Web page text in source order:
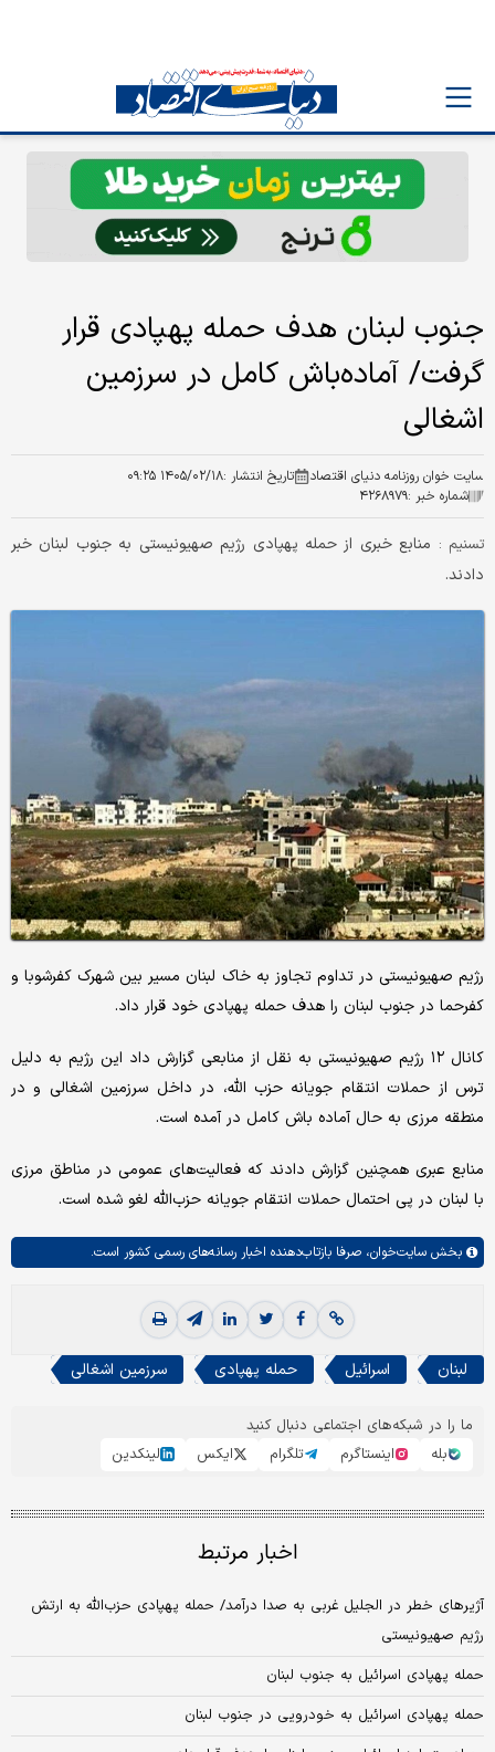
جنوب لبنان هدف حمله پهپادی قرار
گرفت/ آماده‌باش کامل در سرزمین
اشغالی
سایت خوان روزنامه دنیای اقتصاد تاریخ انتشار :۱۴۰۵/۰۲/۱۸ ۰۹:۲۵
شماره خبر :۴۲۶۸۹۷۹
تسنیم : منابع خبری از حمله پهپادی رژیم صهیونیستی به جنوب لبنان خبر
دادند.
رژیم صهیونیستی در تداوم تجاوز به خاک لبنان مسیر بین شهرک کفرشوبا و
کفرحما در جنوب لبنان را هدف حمله پهپادی خود قرار داد.
کانال ۱۲ رژیم صهیونیستی به نقل از منابعی گزارش داد این رژیم به دلیل
ترس از حملات انتقام جویانه حزب الله، در داخل سرزمین اشغالی و در
منطقه مرزی به حال آماده باش کامل در آمده است.
منابع عبری همچنین گزارش دادند که فعالیت‌های عمومی در مناطق مرزی
با لبنان در پی احتمال حملات انتقام جویانه حزب‌الله لغو شده است.
بخش سایت‌خوان، صرفا بازتاب‌دهنده اخبار رسانه‌های رسمی کشور است.
لبنان اسرائیل حمله پهپادی سرزمین اشغالی
ما را در شبکه‌های اجتماعی دنبال کنید
بله
اینستاگرم تلگرام ایکس لینکدین
اخبار مرتبط
آژیرهای خطر در الجلیل غربی به صدا درآمد/ حمله پهپادی حزب‌الله به ارتش
رژیم صهیونیستی
حمله پهپادی اسرائیل به جنوب لبنان
حمله پهپادی اسرائیل به خودرویی در جنوب لبنان